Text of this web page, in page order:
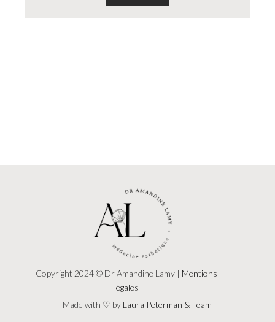
Copyright 2024 © Dr Amandine Lamy | Mentions
légales
Made with ♡ by Laura Peterman & Team